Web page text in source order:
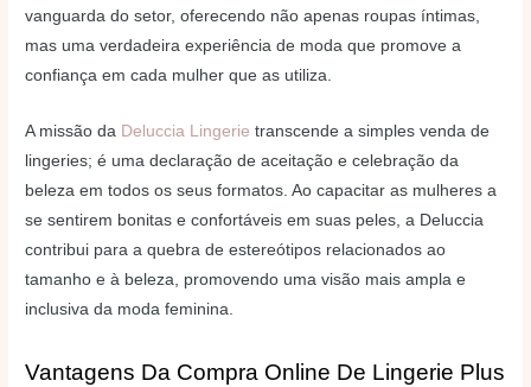
vanguarda do setor, oferecendo não apenas roupas íntimas,
mas uma verdadeira experiência de moda que promove a
confiança em cada mulher que as utiliza.
A missão da Deluccia Lingerie transcende a simples venda de
lingeries; é uma declaração de aceitação e celebração da
beleza em todos os seus formatos. Ao capacitar as mulheres a
se sentirem bonitas e confortáveis em suas peles, a Deluccia
contribui para a quebra de estereótipos relacionados ao
tamanho e à beleza, promovendo uma visão mais ampla e
inclusiva da moda feminina.
Vantagens Da Compra Online De Lingerie Plus